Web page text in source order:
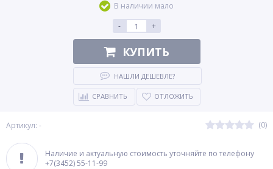
Артикул: - (0)
Наличие и актуальную стоимость уточняйте по телефону
+7(3452) 55-11-99
В наличии мало
-
+
КУПИТЬ
НАШЛИ ДЕШЕВЛЕ?
СРАВНИТЬ ОТЛОЖИТЬ